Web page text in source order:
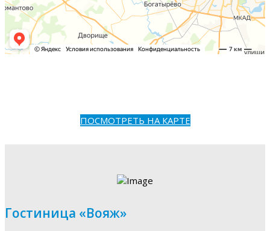
ПОСМОТРЕТЬ НА КАРТЕ
Гостиница «Вояж»